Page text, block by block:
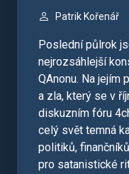
Patrik Kořenář
Poslední půlrok
nejrozsáhlejší
QAnonu. Na jejím
a zla, který se v
diskuzním fóru
celý svět temná
politiků,
pro satanistické